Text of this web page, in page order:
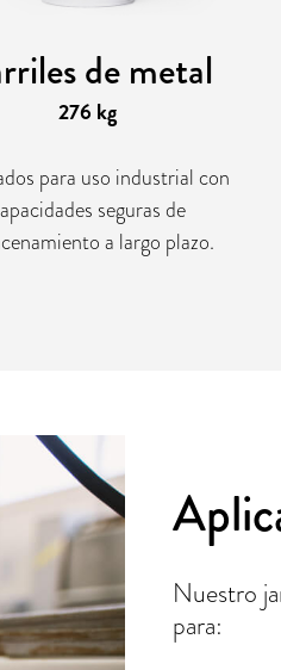
de metal
276 kg
para uso industrial con
seguras de
a largo plazo.
Nuestro
para: